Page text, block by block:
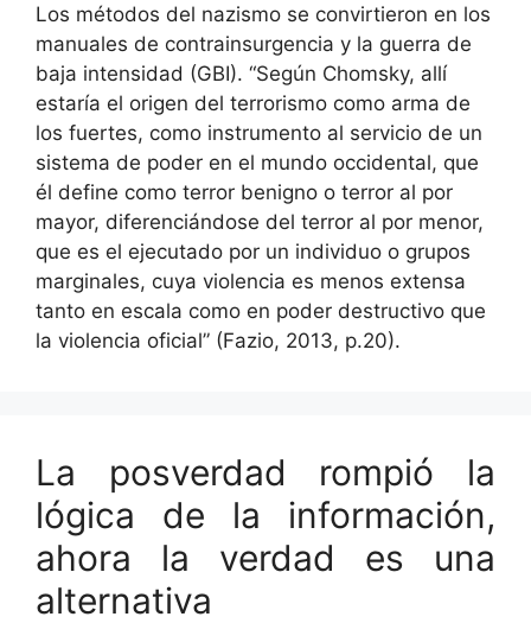
Los métodos del nazismo se convirtieron en los
manuales de contrainsurgencia y la guerra de
baja intensidad (GBI). “Según Chomsky, allí
estaría el origen del terrorismo como arma de
los fuertes, como instrumento al servicio de un
sistema de poder en el mundo occidental, que
él define como terror benigno o terror al por
mayor, diferenciándose del terror al por menor,
que es el ejecutado por un individuo o grupos
marginales, cuya violencia es menos extensa
tanto en escala como en poder destructivo que
la violencia oficial” (Fazio, 2013, p.20).
La posverdad rompió la
lógica de la información,
ahora la verdad es una
alternativa